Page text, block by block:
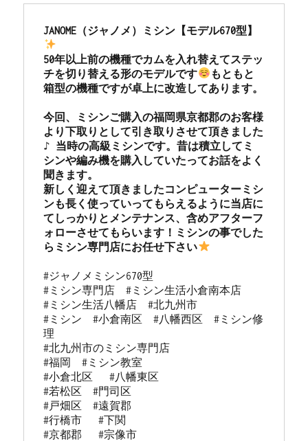
JANOME（ジャノメ）ミシン【モデル670型】
50年以上前の機種でカムを入れ替えてステッ
チを切り替える形のモデルです
もともと
箱型の機種ですが卓上に改造してあります。
今回、ミシンご購入の福岡県京都郡のお客様
より下取りとして引き取りさせて頂きました
♪ 当時の高級ミシンです。昔は積立してミ
シンや編み機を購入していたってお話をよく
聞きます。
新しく迎えて頂きましたコンピューターミシ
ンも長く使っていってもらえるように当店に
てしっかりとメンテナンス、含めアフターフ
ォローさせてもらいます！ミシンの事でした
らミシン専門店にお任せ下さい
#ジャノメミシン670型
#ミシン専門店  #ミシン生活小倉南本店
#ミシン生活八幡店  #北九州市
#ミシン  #小倉南区  #八幡西区  #ミシン修
理
#北九州市のミシン専門店
#福岡  #ミシン教室
#小倉北区   #八幡東区
#若松区  #門司区
#戸畑区  #遠賀郡
#行橋市   #下関
#京都郡   #宗像市